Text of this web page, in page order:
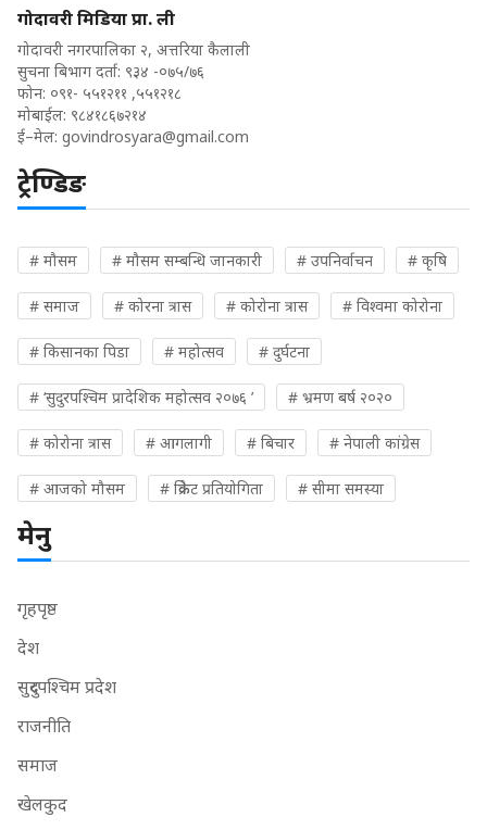
गोदावरी मिडिया प्रा. ली
गोदावरी नगरपालिका २, अत्तरिया कैलाली
सुचना बिभाग दर्ता: ९३४ -०७५/७६
फोन: ०९१- ५५१२११ ,५५१२१८
मोबाईल: ९८४१८६७२१४
ई–मेल: govindrosyara@gmail.com
ट्रेण्डिङ
# मौसम # मौसम सम्बन्धि जानकारी # उपनिर्वाचन # कृषि
# समाज # कोरना त्रास # कोरोना त्रास # विश्वमा कोरोना
# किसानका पिडा # महोत्सव # दुर्घटना
# ‘सुदुरपश्चिम प्रादेशिक महोत्सव २०७६ ’ # भ्रमण बर्ष २०२०
# कोरोना त्रास # आगलागी # बिचार # नेपाली कांग्रेस
# आजको मौसम # क्रिकेट प्रतियोगिता # सीमा समस्या
मेनु
गृहपृष्ठ
देश
सुदुरपश्चिम प्रदेश
राजनीति
समाज
खेलकुद